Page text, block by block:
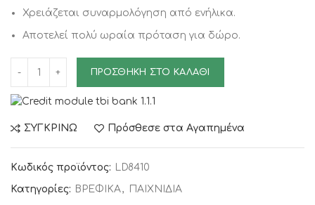
Χρειάζεται συναρμολόγηση από ενήλικα.
Αποτελεί πολύ ωραία πρόταση για δώρο.
ΠΡΟΣΘΉΚΗ ΣΤΟ ΚΑΛΆΘΙ
ΣΥΓΚΡΙΝΩ Πρόσθεσε στα Αγαπημένα
Κωδικός προϊόντος: LD8410
Κατηγορίες: ΒΡΕΦΙΚΑ, ΠΑΙΧΝΙΔΙΑ